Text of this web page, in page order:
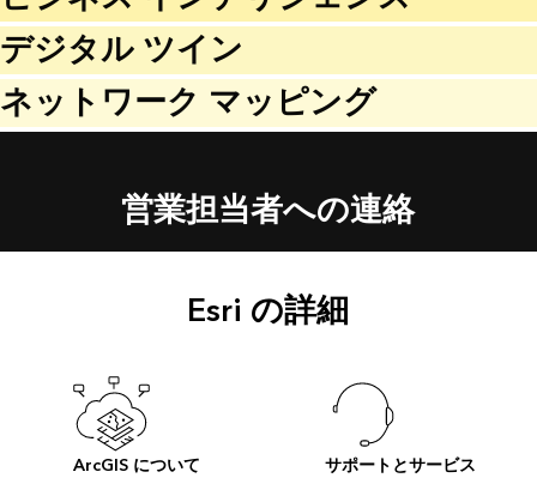
デジタル ツイン
ネットワーク マッピング
営業担当者への連絡
Esri の詳細
ArcGIS について サポートとサービス